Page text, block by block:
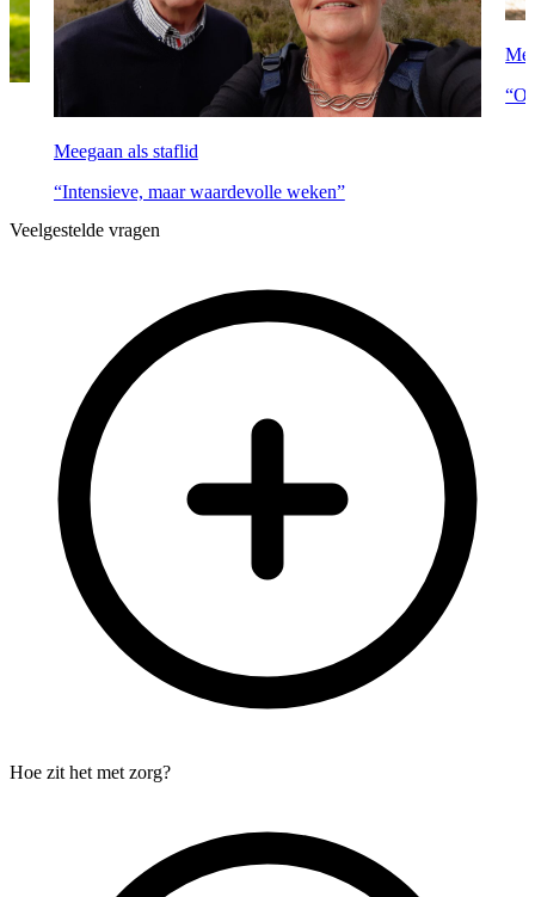
Meegaan als staflid
“Intensieve, maar waardevolle weken”
Veelgestelde vragen
Hoe zit het met zorg?